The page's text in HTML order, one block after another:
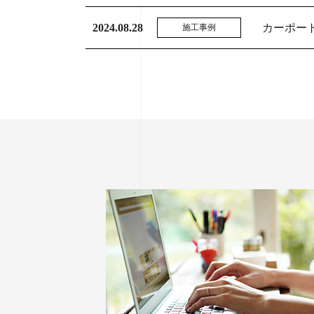
2024.08.28 施工事例 カーポー